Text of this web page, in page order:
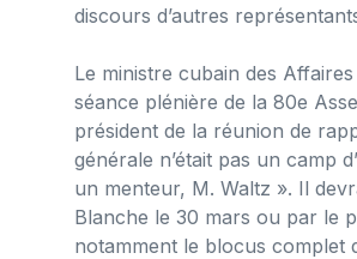
discours d’autres
Le ministre cubain des
séance plénière de la 80e
président de la réunion de
générale n’était pas un camp
un menteur, M. Waltz ». Il
Blanche le 30 mars ou par le
notamment le blocus complet